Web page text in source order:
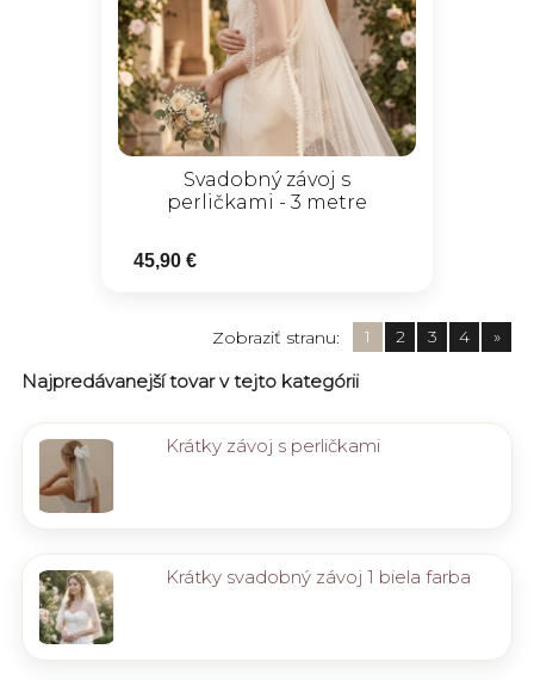
Svadobný závoj s
perličkami - 3 metre
45,90 €
Zobraziť stranu: 1 2 3 4 »
Najpredávanejší tovar v tejto kategórii
Krátky závoj s perličkami
Krátky svadobný závoj 1 biela farba